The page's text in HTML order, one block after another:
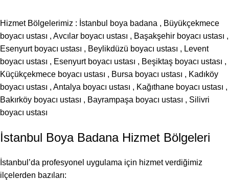
Hizmet Bölgelerimiz : İstanbul boya badana , Büyükçekmece
boyacı ustası , Avcılar boyacı ustası , Başakşehir boyacı ustası ,
Esenyurt boyacı ustası , Beylikdüzü boyacı ustası , Levent
boyacı ustası , Esenyurt boyacı ustası , Beşiktaş boyacı ustası ,
Küçükçekmece boyacı ustası , Bursa boyacı ustası , Kadıköy
boyacı ustası , Antalya boyacı ustası , Kağıthane boyacı ustası ,
Bakırköy boyacı ustası , Bayrampaşa boyacı ustası , Silivri
boyacı ustası
İstanbul Boya Badana Hizmet Bölgeleri
İstanbul’da profesyonel uygulama için hizmet verdiğimiz
ilçelerden bazıları: